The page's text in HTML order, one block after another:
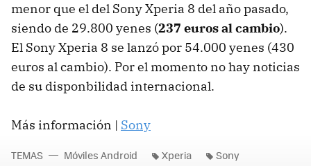
menor que el del Sony Xperia 8 del año pasado,
siendo de 29.800 yenes (237 euros al cambio).
El Sony Xperia 8 se lanzó por 54.000 yenes (430
euros al cambio). Por el momento no hay noticias
de su disponbilidad internacional.
Más información | Sony
TEMAS Móviles Android Xperia Sony